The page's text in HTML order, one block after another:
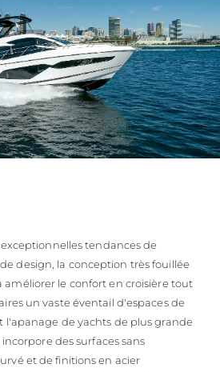
tendances de
design, la conception très fouillée
améliorer le confort en croisière tout
un vaste éventail d'espaces de
l'apanage de yachts de plus grande
des surfaces sans
et de finitions en acier